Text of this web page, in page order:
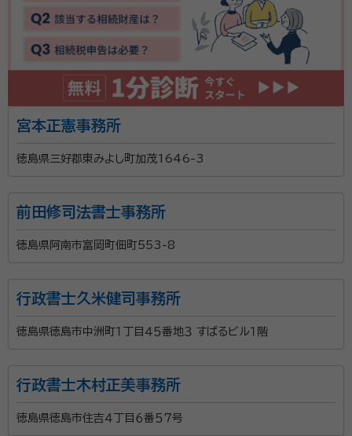
宮本正憲事務所
徳島県三好郡東みよし町加茂1646-3
前田修司法書士事務所
徳島県阿南市富岡町佃町553-8
行政書士久米健司事務所
徳島県徳島市中洲町１丁目４５番地３ すばるビル１階
行政書士木村正美事務所
徳島県徳島市住吉４丁目６番５７号